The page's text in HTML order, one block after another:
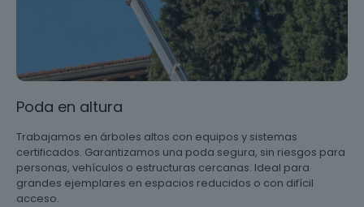
Poda en altura
Trabajamos en árboles altos con equipos y sistemas
certificados. Garantizamos una poda segura, sin riesgos para
personas, vehículos o estructuras cercanas. Ideal para
grandes ejemplares en espacios reducidos o con difícil
acceso.